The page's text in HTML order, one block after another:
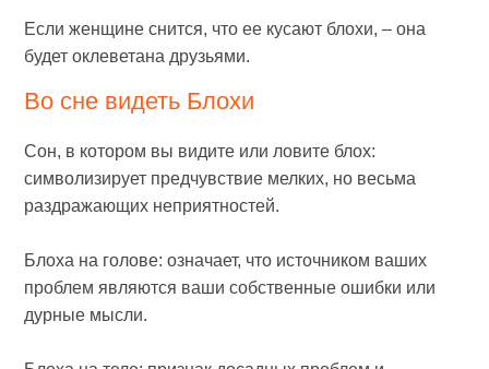
Если женщине снится, что ее кусают блохи, – она
будет оклеветана друзьями.
Во сне видеть Блохи
Сон, в котором вы видите или ловите блох:
символизирует предчувствие мелких, но весьма
раздражающих неприятностей.
Блоха на голове: означает, что источником ваших
проблем являются ваши собственные ошибки или
дурные мысли.